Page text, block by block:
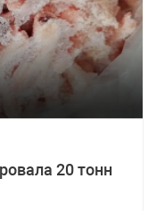
20 тонн